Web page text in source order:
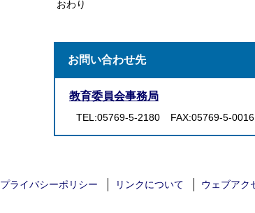
おわり
お問い合わせ先
教育委員会事務局
TEL:05769-5-2180 FAX:05769-5-0016
プライバシーポリシー リンクについて ウェブアク